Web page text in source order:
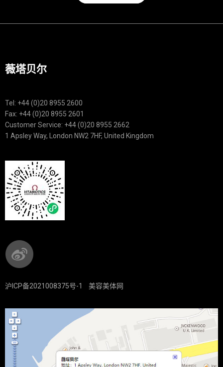
薇塔贝尔
Tel: +44 (0)20 8955 2600
Fax: +44 (0)20 8955 2601
Customer Service: +44 (0)20 8955 2662
1 Apsley Way, London NW2 7HF, United Kingdom
沪ICP备2021008375号-1 美容美体网